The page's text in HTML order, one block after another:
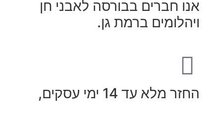
חברים בבורסה לאבני חן
ברמת גן.
מלא עד 14 ימי עסקים,